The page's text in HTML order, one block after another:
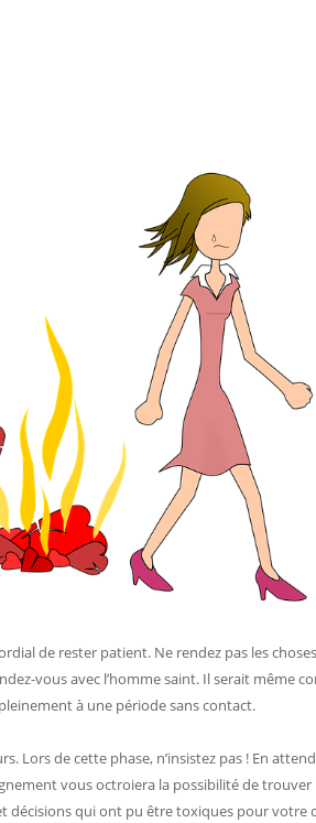
de rester patient. Ne rendez pas les
vous avec l’homme saint. Il serait même
à une période sans contact.
Lors de cette phase, n’insistez pas ! En
vous octroiera la possibilité de
décisions qui ont pu être toxiques pour votre